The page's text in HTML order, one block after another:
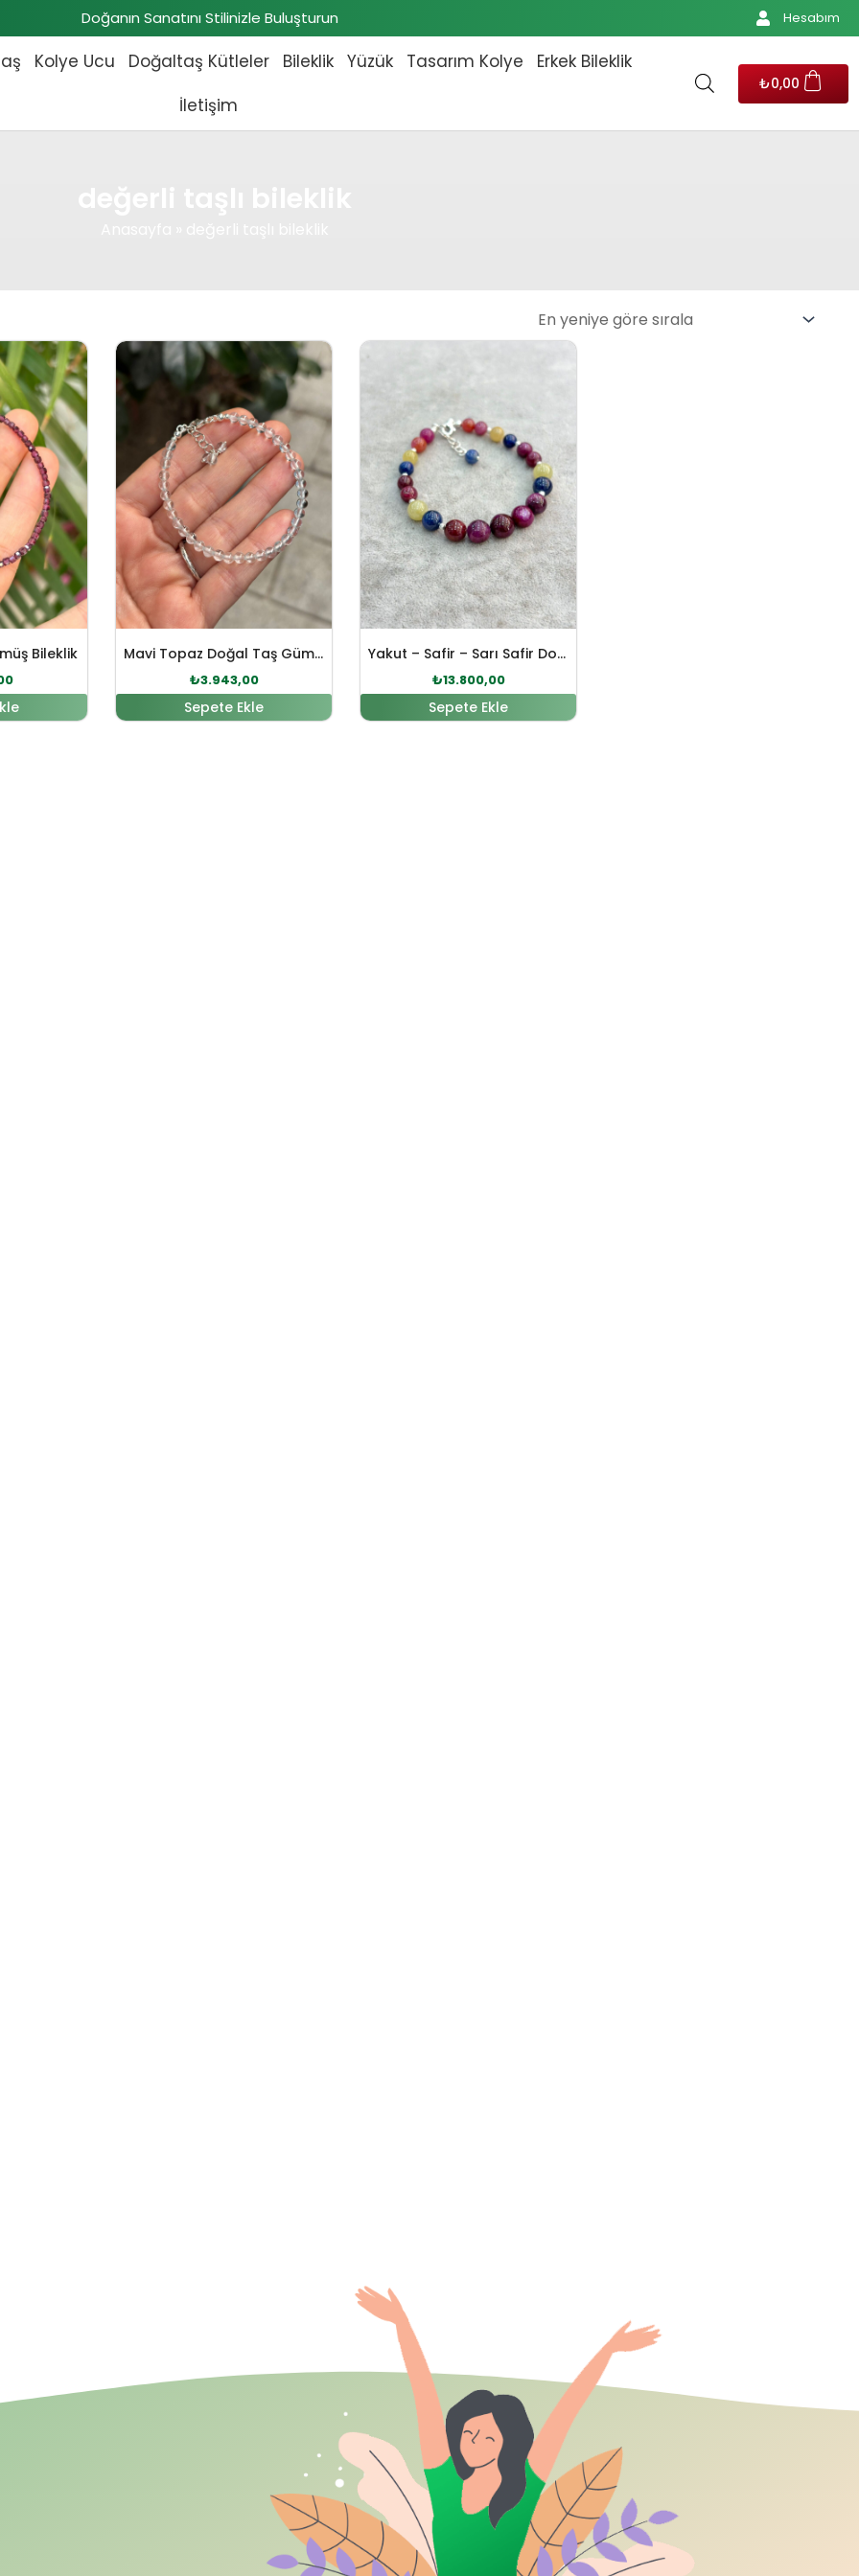
Doğanın Sanatını Stilinizle Buluşturun Hesabım
Kolye Ucu Doğaltaş Kütleler Bileklik Yüzük Tasarım Kolye
Erkek Bileklik
İletişim
₺0,00
Bileklik
₺2.602,00.
Şu andaki fiyat: ₺2.365,00.
Mavi Topaz Doğal Taş Gümüş Bileklik
Orijinal fiyat: ₺4.337,00.
₺3.943,00
Şu andaki fiyat: ₺3.943,00.
Sepete Ekle
Yakut – Safir – Sarı Safir Doğal Taş Gümüş Bileklik
Orijinal fiyat: ₺15.180,00.
₺13.800,00
Şu andaki fiyat: ₺13.800,00.
Sepete Ekle